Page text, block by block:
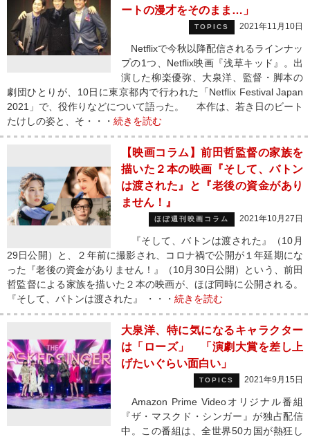
ートの漫才をそのまま…」
TOPICS 2021年11月10日
Netflixで今秋以降配信されるラインナッ
プの1つ、Netflix映画『浅草キッド』。出
演した柳楽優弥、大泉洋、監督・脚本の
劇団ひとりが、10日に東京都内で行われた「Netflix Festival Japan
2021」で、役作りなどについて語った。 本作は、若き日のビート
たけしの姿と、そ・・・ 続きを読む
【映画コラム】前田哲監督の家族を
描いた２本の映画『そして、バトン
は渡された』と『老後の資金があり
ません！』
ほぼ週刊映画コラム 2021年10月27日
『そして、バトンは渡された』（10月
29日公開）と、２年前に撮影され、コロナ禍で公開が１年延期にな
った『老後の資金がありません！』（10月30日公開）という、前田
哲監督による家族を描いた２本の映画が、ほぼ同時に公開される。
『そして、バトンは渡された』 ・・・ 続きを読む
大泉洋、特に気になるキャラクター
は「ローズ」 「演劇大賞を差し上
げたいぐらい面白い」
TOPICS 2021年9月15日
Amazon Prime Videoオリジナル番組
『ザ・マスクド・シンガー』が独占配信
中。この番組は、全世界50カ国が熱狂し